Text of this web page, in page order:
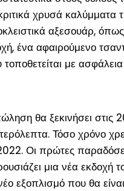
χρυσά καλύμματα
αξεσουάρ,
ένα αφαιρούμενο
με
θα ξεκινήσει στις
Τόσο χρόνο
Οι πρώτες
μια νέα
εξοπλισμό που θα